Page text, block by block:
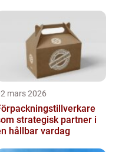
mars 2026
strategisk partner i
hållbar vardag